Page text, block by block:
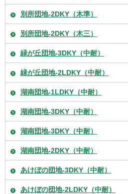
別所団地-2DKY（木準）
別所団地-2DKY（木三）
緑が丘団地-3DKY（中耐）
緑が丘団地-2LDKY（中耐）
湖南団地-1LDKY（中耐）
湖南団地-3DKY（中耐）
湖南団地-3DKY（中耐）
湖南団地-2DKY（中耐）
あけぼの団地-3DKY（中耐）
あけぼの団地-2LDKY（中耐）